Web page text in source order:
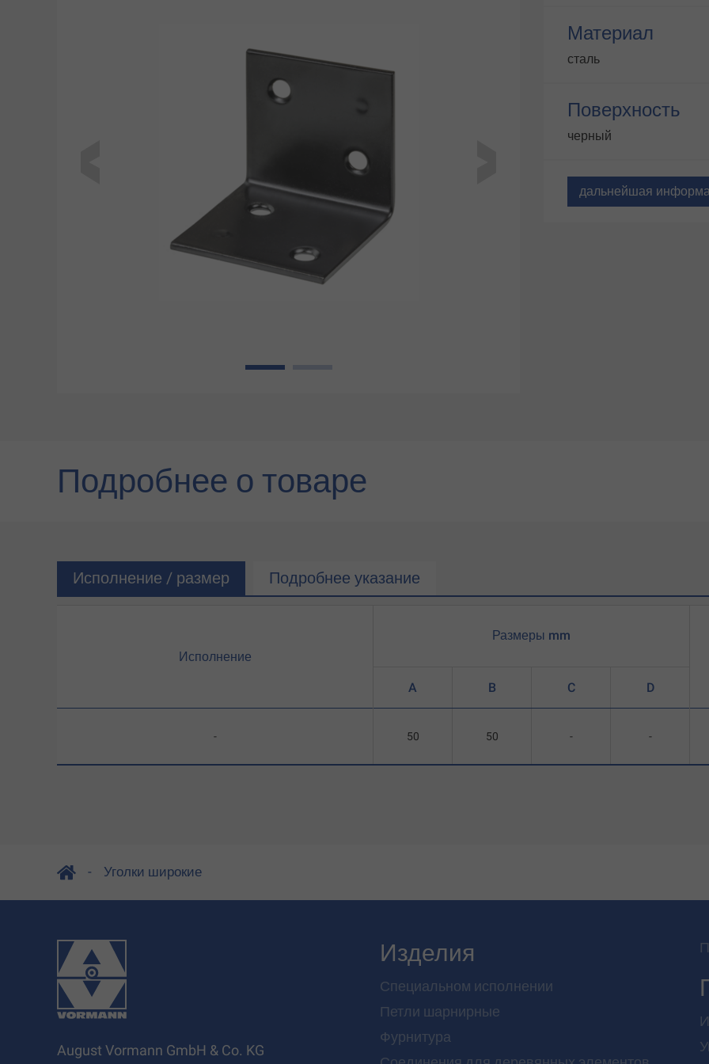
1
Материал
сталь
Поверхность
черный
дальнейшая
Подробнее о товаре
Исполнение / размер Подробнее указание
Исполнение
-
Размеры mm
A B C D
50 50 - -
Уголки широкие
August Vormann GmbH & Co. KG
Изделия
Специальном исполнении
Петли шарнирные
Фурнитура